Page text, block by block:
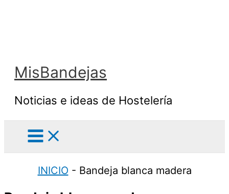
MisBandejas
Noticias e ideas de Hostelería
INICIO - Bandeja blanca madera